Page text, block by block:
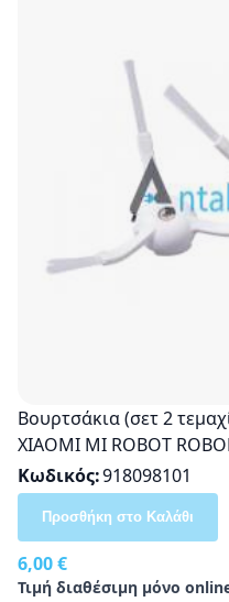
Βουρτσάκια (σετ 2
XIAOMI MI ROBOT
SKV4039TY
Κωδικός 918098101
6,00 €
Τιμή διαθέσιμη μόνο
Προσθήκη στο Καλάθι